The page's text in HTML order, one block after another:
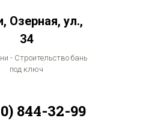
Озерная, ул.,
34
- Строительство бань
под ключ
844-32-99